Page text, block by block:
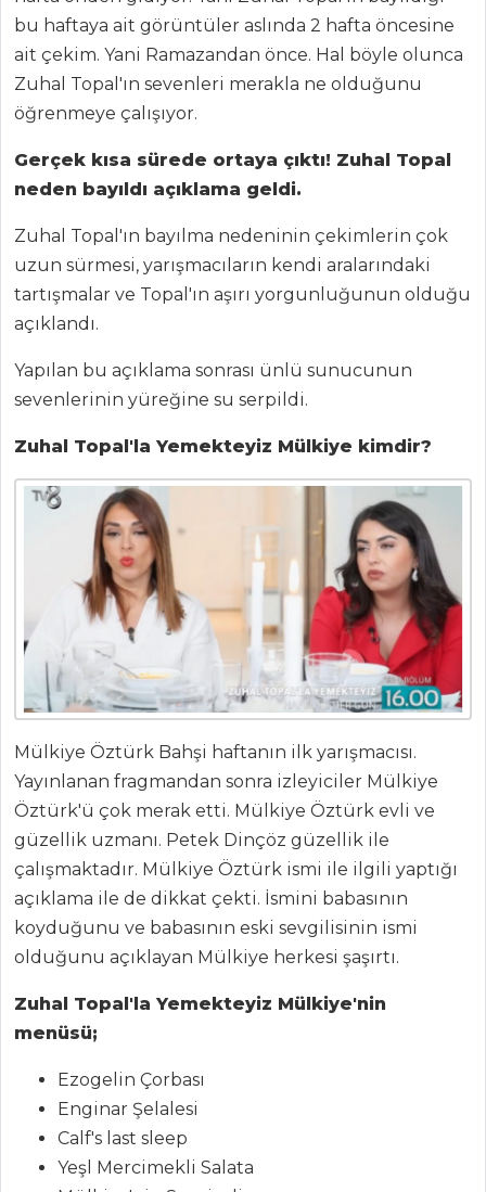
Tüm
Kategoriler
İÇECEKLER
Elma Şerbeti
Zerdeçallı Ayran
Böğürtlen
Şerbeti
İçecekler Tüm
Tarifleri
HAMUR İŞLERI
KREMALI VE ÜÇ
PEYNİRLİ BÖREK
Krep Tarifi
DAMLA
ÇİKOLATALI
FINDIKLI BAR
KURABİYE
Hamur İşleri Tüm
Tarifleri
BALIK
YEMEKLERI
Fırınlanmış
Lagos Balığı
Yer Elmalı Levrek
Zeytin Soslu
Levrek Buğulama
Balık Yemekleri
Tüm Tarifleri
ÇORBALAR
Soğuk Yoğurt
bu haftaya ait görüntüler aslında 2 hafta öncesine
ait çekim. Yani Ramazandan önce. Hal böyle olunca
Zuhal Topal'ın sevenleri merakla ne olduğunu
öğrenmeye çalışıyor.
Gerçek kısa sürede ortaya çıktı! Zuhal Topal
neden bayıldı açıklama geldi.
Zuhal Topal'ın bayılma nedeninin çekimlerin çok
uzun sürmesi, yarışmacıların kendi aralarındaki
tartışmalar ve Topal'ın aşırı yorgunluğunun olduğu
açıklandı.
Yapılan bu açıklama sonrası ünlü sunucunun
sevenlerinin yüreğine su serpildi.
Zuhal Topal'la Yemekteyiz Mülkiye kimdir?
Mülkiye Öztürk Bahşi haftanın ilk yarışmacısı.
Yayınlanan fragmandan sonra izleyiciler Mülkiye
Öztürk'ü çok merak etti. Mülkiye Öztürk evli ve
güzellik uzmanı. Petek Dinçöz güzellik ile
çalışmaktadır. Mülkiye Öztürk ismi ile ilgili yaptığı
açıklama ile de dikkat çekti. İsmini babasının
koyduğunu ve babasının eski sevgilisinin ismi
olduğunu açıklayan Mülkiye herkesi şaşırtı.
Zuhal Topal'la Yemekteyiz Mülkiye'nin
menüsü;
Ezogelin Çorbası
Enginar Şelalesi
Calf's last sleep
Yeşl Mercimekli Salata